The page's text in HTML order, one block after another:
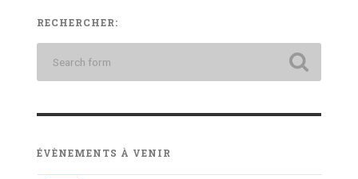
RECHERCHER:
ÉVÈNEMENTS À VENIR